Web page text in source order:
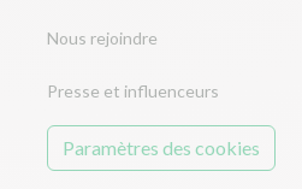
Nous rejoindre
Presse et influenceurs
Paramètres des cookies